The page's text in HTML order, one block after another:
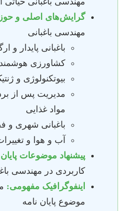
گرایش‌های اصلی و
مهندسی باغبانی
باغبانی پایدار و
کشاورزی
بیوتکنولوژی و
مدیریت پس از
مواد غذایی
باغبانی شهری و
آب و هوا و
پیشنهاد موضوعات پایان
کاربردی در مهندسی
اینفوگرافیک مفهومی:
موضوع پایان نامه